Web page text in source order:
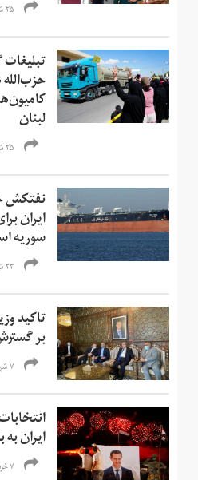
۲۵ شهریور ۱۴۰۰
لبنان
۲۵ شهریور ۱۴۰۰
ایران
سوریه
۲۳ شهریور ۱۴۰۰
تاکید
بر
۷ شهریور ۱۴۰۰
ایران
۷ خرداد ۱۴۰۰